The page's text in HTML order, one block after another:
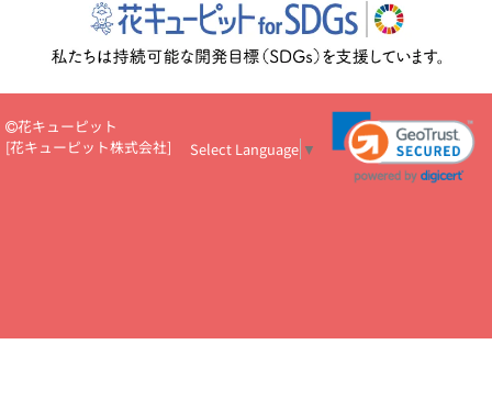
いのマナー
定年退職祝いのマナー
お祝いを贈るときのマナー・
花キューピットのお祝いコラム一覧
誕生日のお花を「色
彩心理学」で選ぶ方法
結婚祝いの予算相場
出産祝いお役立ち情
ール
新築引っ越し祝いコラム お祝い花のマナー総まとめ
職
場上司や先輩へ贈るお祝い花の正解は？
開店祝いの花 選び方ガイ
あり)
花キューピット×専門家
CO2排出量削減 / SDGsを考える
花キューピット
[花キューピット株式会社] Select Language ▼